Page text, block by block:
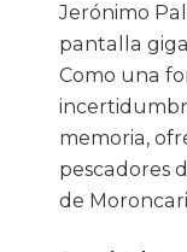
Jerónimo
pantalla
Como una
memoria,
pescadores
de